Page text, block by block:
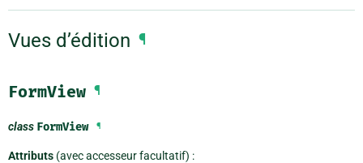
Vues d’édition ¶
FormView ¶
class FormView ¶
Attributs (avec accesseur facultatif) :